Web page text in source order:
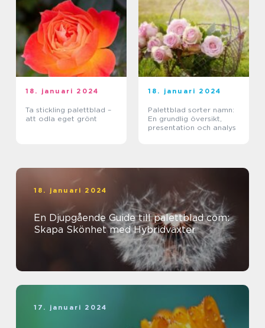
18. januari 2024
Ta stickling palettblad –
att odla eget grönt
18. januari 2024
Palettblad sorter namn:
En grundlig översikt,
presentation och analys
18. januari 2024
En Djupgående Guide till palettblad com:
Skapa Skönhet med Hybridväxter
17. januari 2024